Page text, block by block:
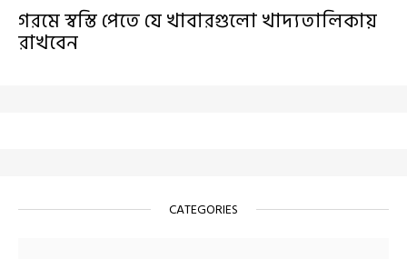
CATEGORIES
গরমে স্বস্তি পেতে যে খাবারগুলো খাদ্যতালিকায়
রাখবেন